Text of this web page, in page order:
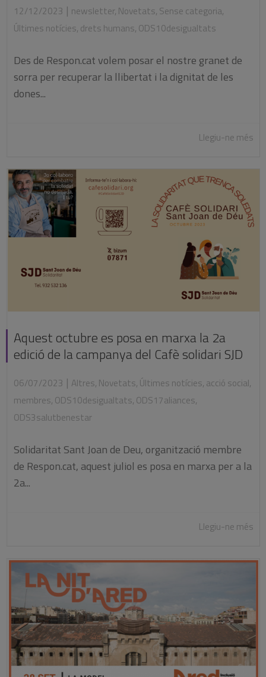
12/12/2023 | newsletter, Novetats, Sense categoria,
Últimes notícies, drets humans, ODS10desigualtats
Des de Respon.cat volem posar el nostre granet de
sorra per recuperar la llibertat i la dignitat de les
dones...
Llegiu-ne més
Aquest octubre es posa en marxa la 2a
edició de la campanya del Cafè solidari SJD
06/07/2023 | Altres, Novetats, Últimes notícies, acció social,
membres, ODS10desigualtats, ODS17aliances,
ODS3salutbenestar
Solidaritat Sant Joan de Deu, organització membre
de Respon.cat, aquest juliol es posa en marxa per a la
2a...
Llegiu-ne més